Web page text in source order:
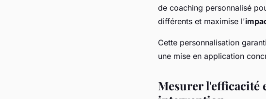
de coaching personnalisé
différents et maximise l'
Cette personnalisation
une mise en application
Mesurer l'efficacité